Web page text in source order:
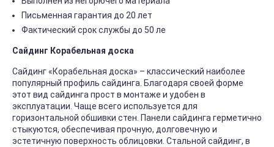
Письменная гарантия до 20 лет
Фактический срок службы до 50 ле
Сайдинг Корабельная доска
Сайдинг «Корабельная доска» – классический наиболее
популярный профиль сайдинга. Благодаря своей форме
этот вид сайдинга прост в монтаже и удобен в
эксплуатации. Чаще всего используется для
горизонтальной обшивки стен. Панели сайдинга герметично
стыкуются, обеспечивая прочную, долговечную и
эстетичную поверхность облицовки. Стальной сайдинг, в